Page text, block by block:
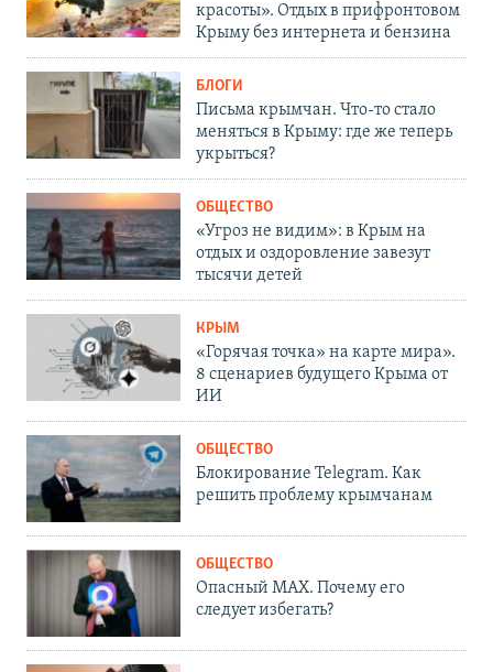
красоты». Отдых в прифронтовом
Крыму без интернета и бензина
БЛОГИ
Письма крымчан. Что-то стало
меняться в Крыму: где же теперь
укрыться?
ОБЩЕСТВО
«Угроз не видим»: в Крым на
отдых и оздоровление завезут
тысячи детей
КРЫМ
«Горячая точка» на карте мира».
8 сценариев будущего Крыма от
ИИ
ОБЩЕСТВО
Блокирование Telegram. Как
решить проблему крымчанам
ОБЩЕСТВО
Опасный MAX. Почему его
следует избегать?